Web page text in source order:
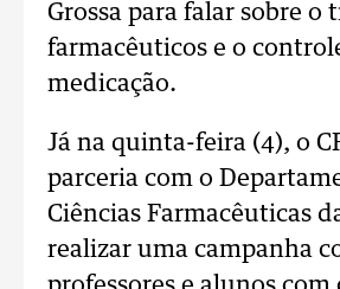
Grossa para falar sobre o
farmacêuticos e o
medicação.
Já na quinta-feira (4), o
parceria com o
Ciências Farmacêuticas
realizar uma campanha